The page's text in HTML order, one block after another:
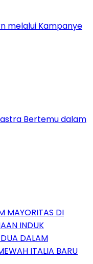
melalui Kampanye
Bertemu dalam
MAYORITAS DI
INDUK
DALAM
ITALIA BARU